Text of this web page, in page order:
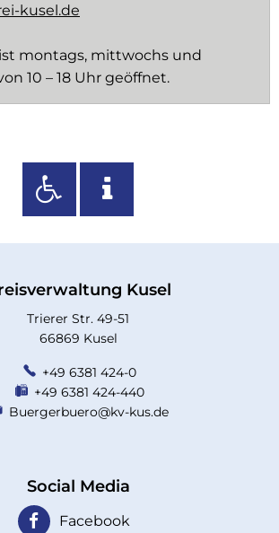
kusel.de
montags, mittwochs und
10 – 18 Uhr geöffnet.
Kusel
Trierer Str. 49-51
66869 Kusel
+49 6381 424-0
+49 6381 424-440
Buergerbuero@kv-kus.de
Social Media
Facebook